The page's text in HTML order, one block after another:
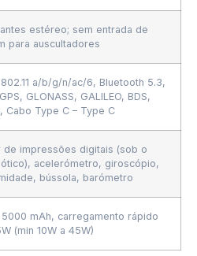
estéreo; sem entrada de
para auscultadores
a/b/g/n/ac/6, Bluetooth 5.3,
GLONASS, GALILEO, BDS,
Cabo Type C – Type C
de impressões digitais (sob o
acelerómetro, giroscópio,
bússola, barómetro
5000 mAh, carregamento rápido
(min 10W a 45W)